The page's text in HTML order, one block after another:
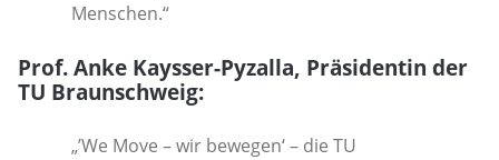
Menschen.“
Prof. Anke Kaysser-Pyzalla, Präsidentin der
TU Braunschweig:
„’We Move – wir bewegen‘ – die TU